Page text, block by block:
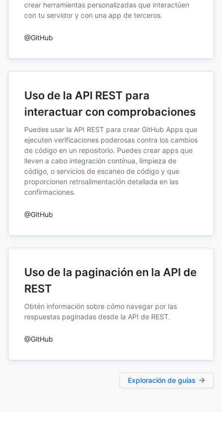
crear herramientas personalizadas que interactúen
con tu servidor y con una app de terceros.
@GitHub
Uso de la API REST para
interactuar con comprobaciones
Puedes usar la API REST para crear GitHub Apps que
ejecuten verificaciones poderosas contra los cambios
de código en un repositorio. Puedes crear apps que
lleven a cabo integración contínua, limpieza de
código, o servicios de escaneo de código y que
proporcionen retroalimentación detallada en las
confirmaciones.
@GitHub
Uso de la paginación en la API de
REST
Obtén información sobre cómo navegar por las
respuestas paginadas desde la API de REST.
@GitHub
Exploración de guías